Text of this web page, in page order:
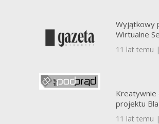
Wyjątkowy
Wirtualne
11 lat temu
projektu
11 lat temu